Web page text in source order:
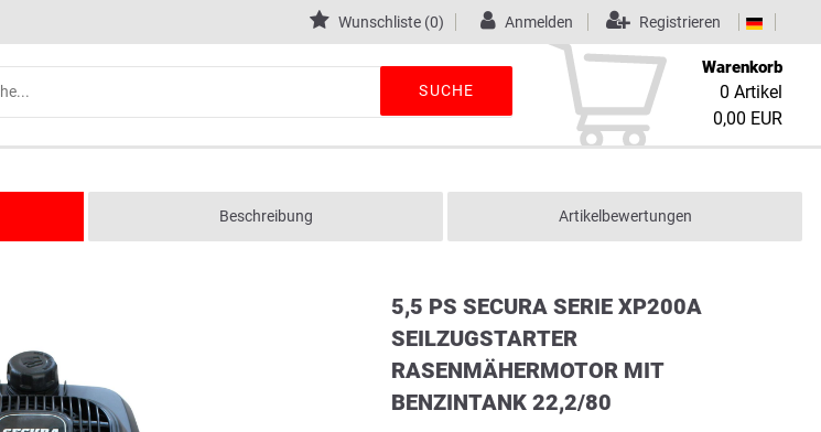
Wunschliste (0) Anmelden Registrieren
SUCHE
Warenkorb
0 Artikel
0,00 EUR
Beschreibung Artikelbewertungen
5,5 PS SECURA SERIE XP200A
SEILZUGSTARTER
RASENMÄHERMOTOR MIT
BENZINTANK 22,2/80